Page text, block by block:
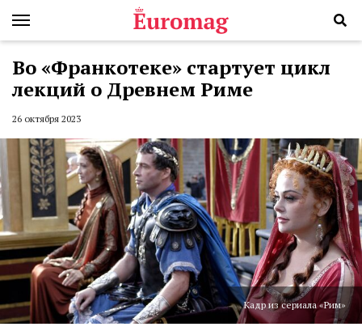
Во «Франкотеке» стартует цикл
лекций о Древнем Риме
26 октября 2023
Кадр из сериала «Рим»